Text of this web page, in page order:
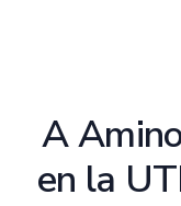
A
en la